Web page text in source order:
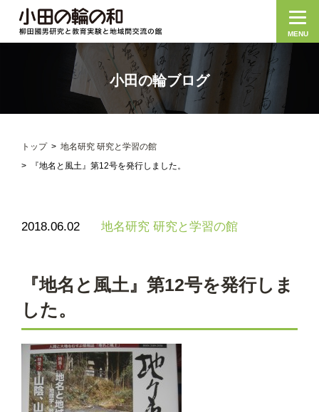
MENU
小田の輪ブログ
トップ
地名研究 研究と学習の館
『地名と風土』第12号を発行しました。
2018.06.02 地名研究 研究と学習の館
『地名と風土』第12号を発行しま
した。